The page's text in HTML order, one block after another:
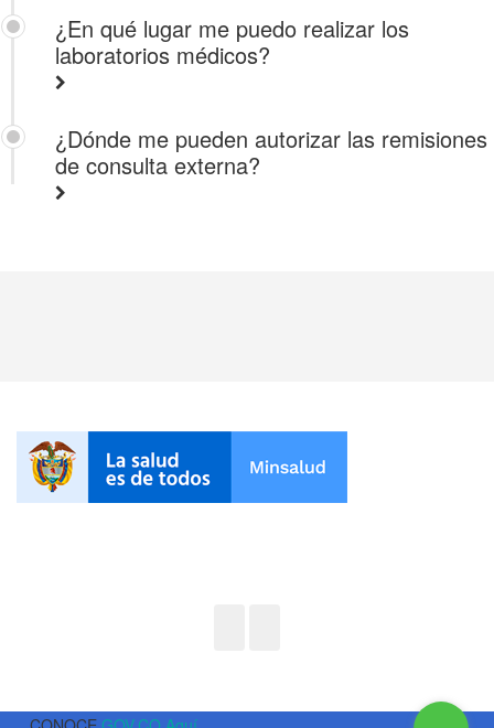
¿En qué lugar me puedo realizar los
laboratorios médicos?
¿Dónde me pueden autorizar las remisiones
de consulta externa?